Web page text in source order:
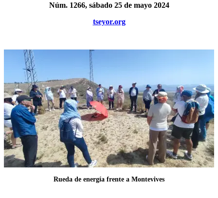
Núm. 1266, sábado 25 de mayo 2024
tseyor.org
Rueda de energía frente a Montevives